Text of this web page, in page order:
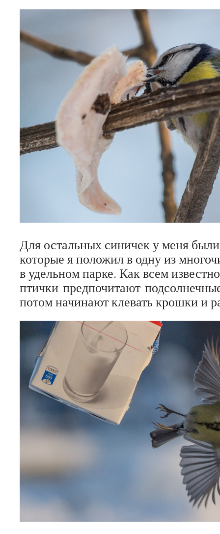
Для остальных синичек у меня
которые я положил в одну из
в удельном парке. Как всем
птички предпочитают
потом начинают клевать крошки и